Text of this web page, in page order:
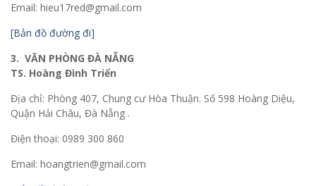
Email: hieu17red@gmail.com
[Bản đồ đường đi]
3. VĂN PHÒNG ĐÀ NẴNG
TS. Hoàng Đình Triển
Địa chỉ: Phòng 407, Chung cư Hòa Thuận. Số 598 Hoàng Diệu,
Quận Hải Châu, Đà Nẵng .
Điện thoại: 0989 300 860
Email: hoangtrien@gmail.com